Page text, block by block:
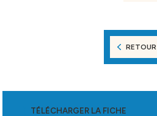
RETOUR
TÉLÉCHARGER LA FICHE